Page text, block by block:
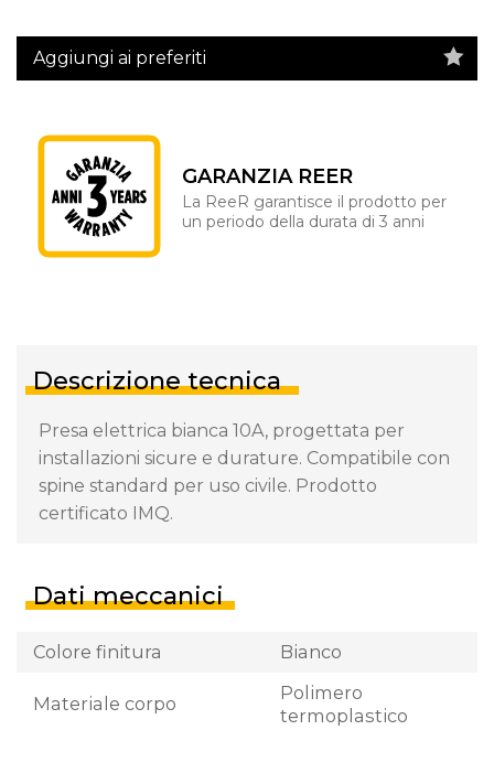
Aggiungi ai preferiti
GARANZIA REER
La ReeR garantisce il prodotto per
un periodo della durata di 3 anni
Descrizione tecnica
Presa elettrica bianca 10A, progettata per
installazioni sicure e durature. Compatibile con
spine standard per uso civile. Prodotto
certificato IMQ.
Dati meccanici
Colore finitura Bianco
Materiale corpo
Polimero
termoplastico